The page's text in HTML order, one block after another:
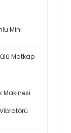
Mini
Matkap
Makinesi